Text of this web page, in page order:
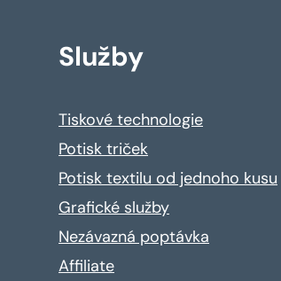
Služby
Tiskové technologie
Potisk triček
Potisk textilu od jednoho kusu
Grafické služby
Nezávazná poptávka
Affiliate